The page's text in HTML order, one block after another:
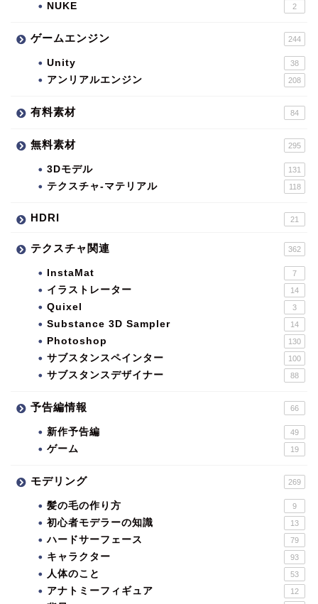
NUKE 2
ゲームエンジン 244
Unity 38
アンリアルエンジン 208
有料素材 84
無料素材 295
3Dモデル 131
テクスチャ-マテリアル 118
HDRI 21
テクスチャ関連 362
InstaMat 7
イラストレーター 14
Quixel 3
Substance 3D Sampler 14
Photoshop 130
サブスタンスペインター 100
サブスタンスデザイナー 88
予告編情報 66
新作予告編 49
ゲーム 19
モデリング 269
髪の毛の作り方 9
初心者モデラーの知識 13
ハードサーフェース 79
キャラクター 93
人体のこと 53
アナトミーフィギュア 12